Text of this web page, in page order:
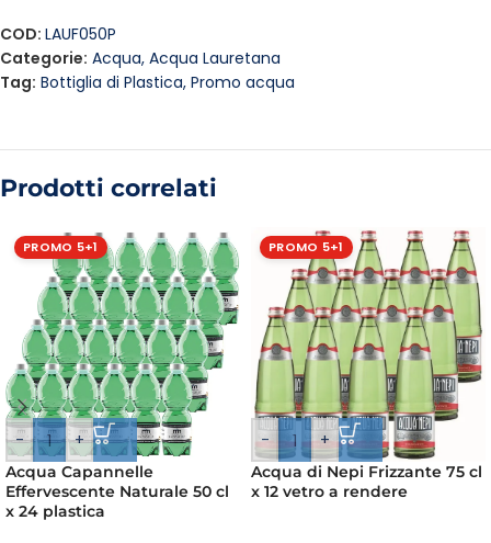
COD: LAUF050P
Categorie: Acqua, Acqua Lauretana
Tag: Bottiglia di Plastica, Promo acqua
Prodotti correlati
PROMO 5+1
- +
Acqua Capannelle
Effervescente Naturale 50 cl
x 24 plastica
PROMO 5+1
- +
Acqua di Nepi Frizzante 75 cl
x 12 vetro a rendere